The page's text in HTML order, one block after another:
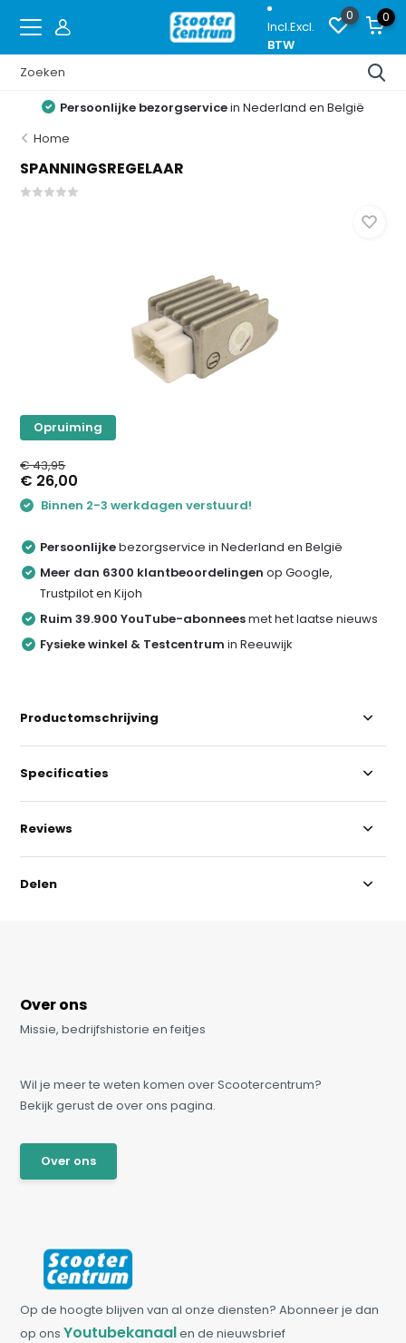
Incl.Excl.
BTW
0 0
Persoonlijke bezorgservicein Nederland en België
Home
SPANNINGSREGELAAR
Opruiming
€ 43,95
€ 26,00
Binnen 2-3 werkdagen verstuurd!
Persoonlijkebezorgservice in Nederland en België
Meer dan 6300 klantbeoordelingenop Google,
Trustpilot en Kijoh
Ruim 39.900 YouTube-abonneesmet het laatse nieuws
Fysieke winkel & Testcentrum in Reeuwijk
Productomschrijving
Specificaties
Reviews
Delen
Over ons
Missie, bedrijfshistorie en feitjes
Wil je meer te weten komen over Scootercentrum?
Bekijk gerust de over ons pagina.
Over ons
Op de hoogte blijven van al onze diensten? Abonneer je dan
op onsYoutubekanaalen de nieuwsbrief